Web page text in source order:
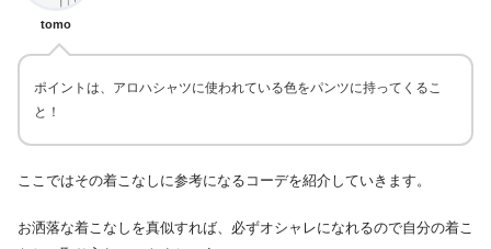
tomo
ポイントは、アロハシャツに使われている色をパンツに持ってくるこ
と！
ここではその着こなしに参考になるコーデを紹介していきます。
お洒落な着こなしを真似すれば、必ずオシャレになれるので自分の着こ